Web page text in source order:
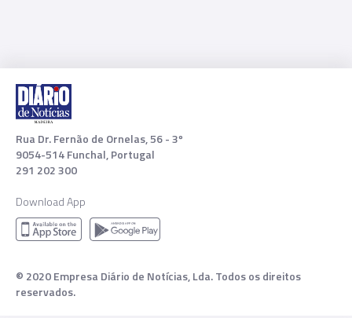
Rua Dr. Fernão de Ornelas, 56 - 3º
9054-514 Funchal, Portugal
291 202 300
Download App
© 2020 Empresa Diário de Notícias, Lda. Todos os direitos
reservados.